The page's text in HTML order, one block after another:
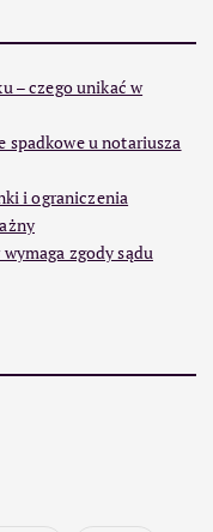
– czego unikać w
u notariusza
i ograniczenia
zgody sądu